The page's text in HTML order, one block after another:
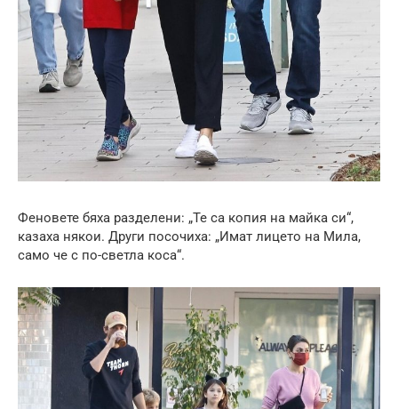
Феновете бяха разделени: „Те са копия на майка си“,
казаха някои. Други посочиха: „Имат лицето на Мила,
само че с по-светла коса“.